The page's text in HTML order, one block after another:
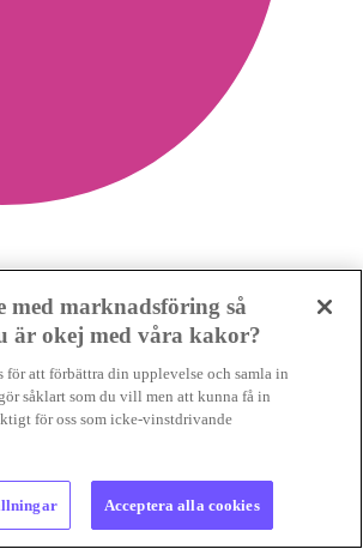
med marknadsföring så
är okej med våra kakor?
för att förbättra din upplevelse och samla in
såklart som du vill men att kunna få in
för oss som icke-vinstdrivande
Acceptera alla cookies